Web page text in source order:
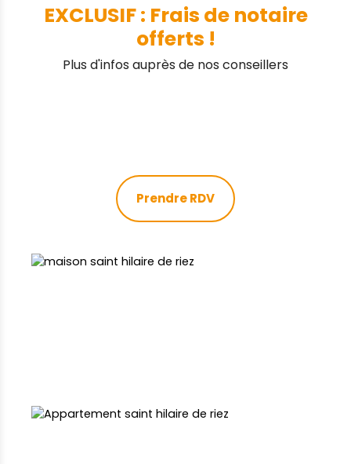
EXCLUSIF : Frais de notaire
offerts !
Plus d'infos auprès de nos conseillers
Prendre RDV